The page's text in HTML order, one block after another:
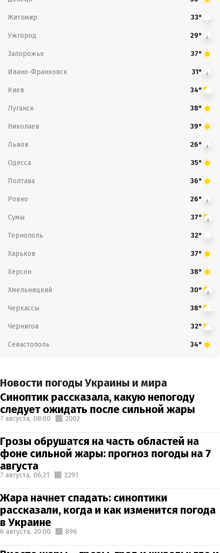
Житомир 33°
Ужгород 29°
Запорожье 37°
Ивано-Франковск 31°
Киев 34°
Луганск 38°
Николаев 39°
Львов 26°
Одесса 35°
Полтава 36°
Ровно 26°
Сумы 37°
Тернополь 32°
Харьков 37°
Херсон 38°
Хмельницкий 30°
Черкассы 38°
Чернигов 32°
Севастополь 34°
Новости погоды Украины и мира
Синоптик рассказала, какую непогоду
следует ожидать после сильной жары
7 августа, 08:00 2002
Грозы обрушатся на часть областей на
фоне сильной жары: прогноз погоды на 7
августа
7 августа, 06:21 2291
Жара начнет спадать: синоптики
рассказали, когда и как изменится погода
в Украине
6 августа, 20:00 896